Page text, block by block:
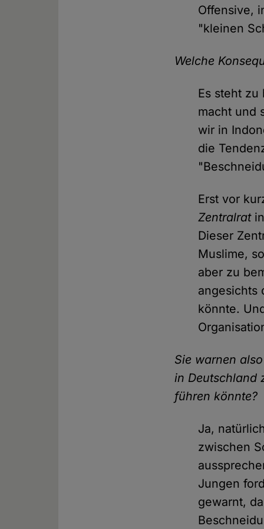
Offensive,
"kleinen
Welche
Es steht zu
macht und
wir in
die
Erst vor
Zentralratin
Dieser
Muslime,
aber zu
angesichts
könnte.
Sie warnen
in Deutschland
führen könnte?
Ja,
zwischen
Jungen
gewarnt,